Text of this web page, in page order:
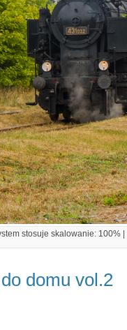
stosuje skalowanie: 100%
domu vol.2